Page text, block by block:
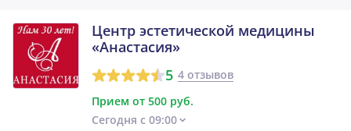
Центр эстетической медицины
«Анастасия»
5 4 отзывов
Прием от 500 руб.
Сегодня с 09:00